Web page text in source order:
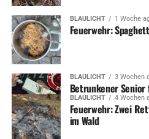
BLAULICHT 1 Woche
Feuerwehr:
BLAULICHT 3 Wochen
Betrunkener Senior
BLAULICHT 4 Wochen
Feuerwehr: Zwei
im Wald